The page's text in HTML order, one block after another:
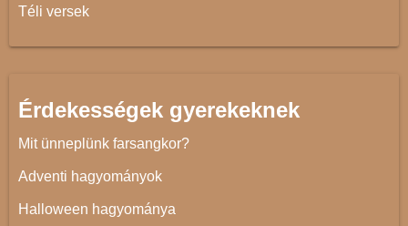
Téli versek
Érdekességek gyerekeknek
Mit ünneplünk farsangkor?
Adventi hagyományok
Halloween hagyománya